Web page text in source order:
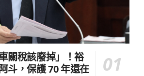
關稅該廢掉」！裕
斗，保護 70 年還在